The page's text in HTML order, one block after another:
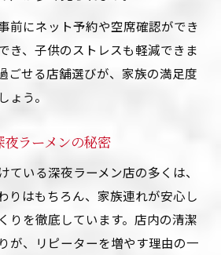
前にネット予約や空席確認ができ
き、子供のストレスも軽減できま
ごせる店舗選びが、家族の満足度
ょう。
ラーメンの秘密
ている深夜ラーメン店の多くは、
りはもちろん、家族連れが安心し
りを徹底しています。店内の清潔
が、リピーターを増やす理由の一